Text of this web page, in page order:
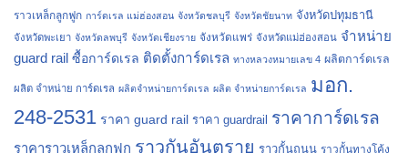
ราวเหล็กลูกฟูก การ์ดเรล แม่ฮ่องสอน จังหวัดชลบุรี จังหวัดชัยนาท จังหวัดปทุมธานี
จังหวัดพะเยา จังหวัดลพบุรี จังหวัดเชียงราย จังหวัดแพร่ จังหวัดแม่ฮ่องสอน จำหน่าย
guard rail ซื้อการ์ดเรล ติดตั้งการ์ดเรล ทางหลวงหมายเลข 4 ผลิตการ์ดเรล
ผลิต จำหน่าย การ์ดเรล ผลิตจำหน่ายการ์ดเรล ผลิต จำหน่ายการ์ดเรล มอก.
248-2531 ราคา guard rail ราคา guardrail ราคาการ์ดเรล
ราคาราวเหล็กลูกฟูก ราวกันอันตราย ราวกั้นถนน ราวกั้นทางโค้ง